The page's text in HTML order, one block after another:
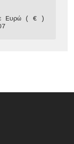
Ευρώ ( € )